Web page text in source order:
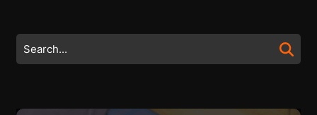
content
Search
for: